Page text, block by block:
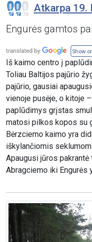
Atkarpa 19.
Engurės gamtos
Show
Iš kaimo centro į
Toliau Baltijos pajūrio
pajūrio, gausiai
vienoje pusėje, o kitoje
paplūdimys grįstas
matosi pilkos kopos su
Bėrzciemo kaimo yra
iškylančiomis
Apaugusi jūros
Abragciemo iki Engurės